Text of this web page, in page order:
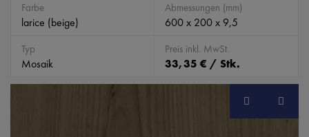
Farbe
larice (beige)
Abmessungen (mm)
600 x 200 x 9,5
Typ
Mosaik
Preis inkl. MwSt.
33,35 € / Stk.